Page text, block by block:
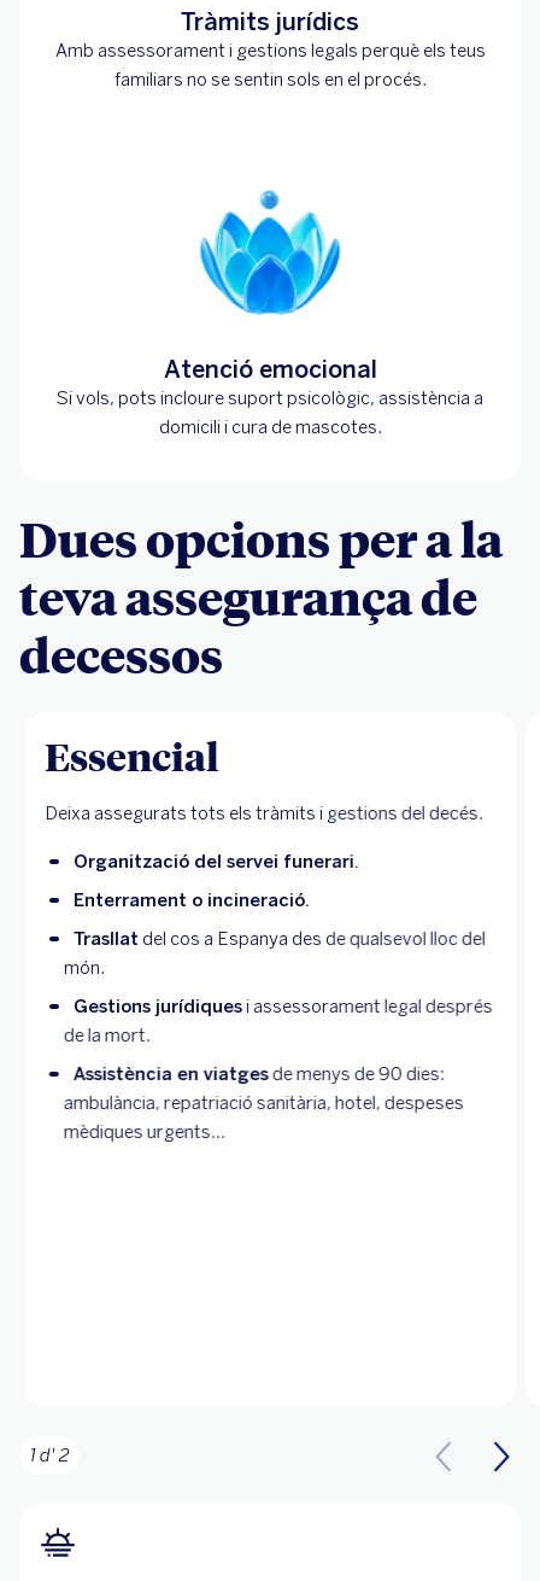
Tràmits jurídics
Amb assessorament i gestions legals perquè els teus
familiars no se sentin sols en el procés.
Atenció emocional
Si vols, pots incloure suport psicològic, assistència a
domicili i cura de mascotes.
Dues opcions per a la
teva assegurança de
decessos
Essencial
Deixa assegurats tots els tràmits i gestions del decés.
Organització del servei funerari.
Enterrament o incineració.
Trasllat del cos a Espanya des de qualsevol lloc del
món.
Gestions jurídiquesi assessorament legal després
de la mort.
Assistència en viatgesde menys de 90 dies:
ambulància, repatriació sanitària, hotel, despeses
mèdiques urgents...
1 d' 2